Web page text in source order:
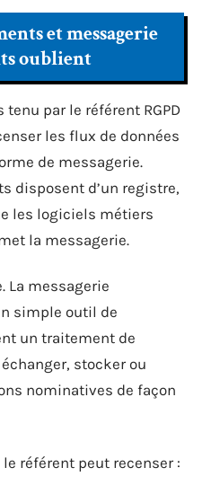
et messagerie
oublient
par le référent RGPD
les flux de données
de messagerie.
disposent d’un registre,
les logiciels métiers
la messagerie.
La messagerie
simple outil de
un traitement de
stocker ou
nominatives de façon
référent peut recenser :